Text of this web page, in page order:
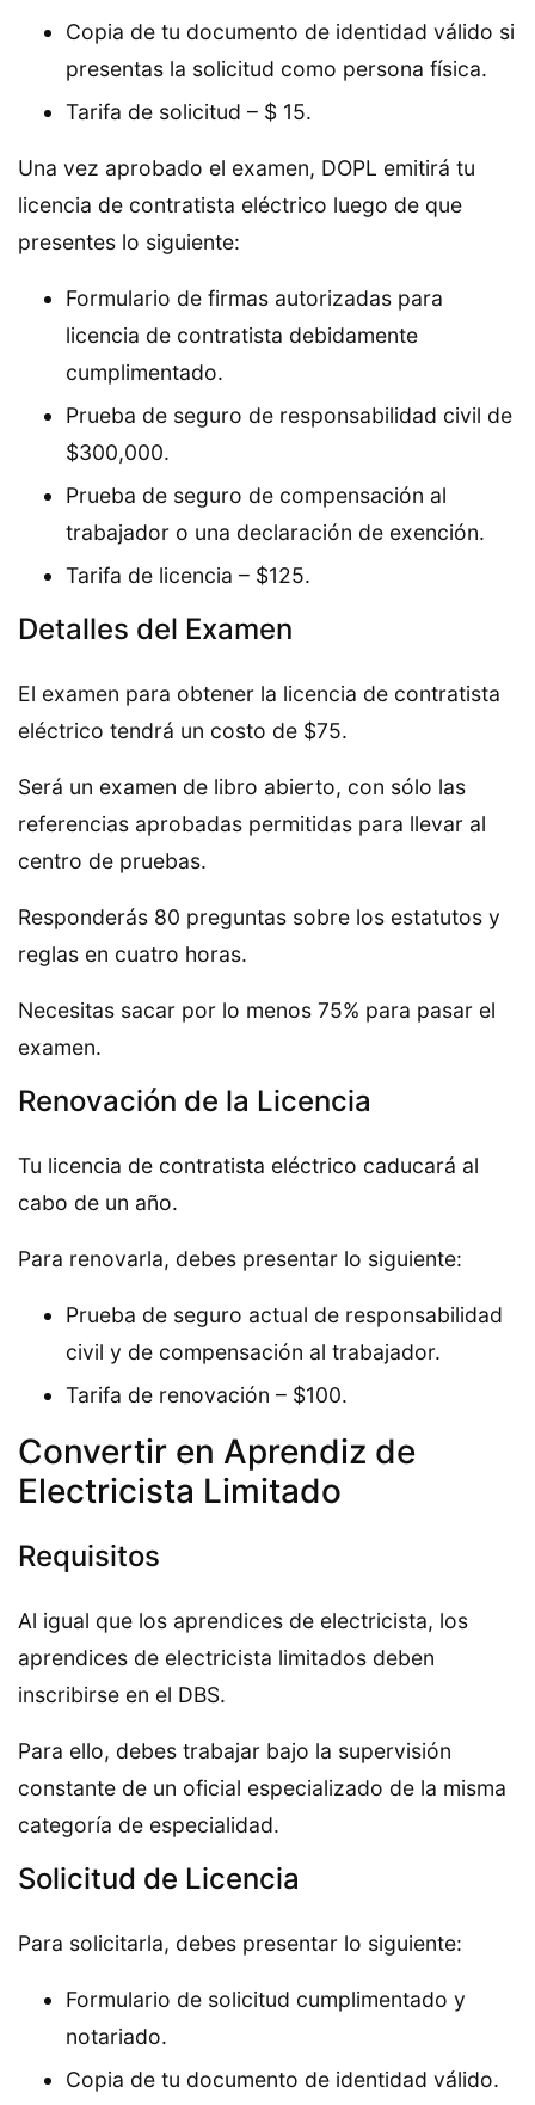
Copia de tu documento de identidad válido si
presentas la solicitud como persona física.
Tarifa de solicitud – $ 15.
Una vez aprobado el examen, DOPL emitirá tu
licencia de contratista eléctrico luego de que
presentes lo siguiente:
Formulario de firmas autorizadas para
licencia de contratista debidamente
cumplimentado.
Prueba de seguro de responsabilidad civil de
$300,000.
Prueba de seguro de compensación al
trabajador o una declaración de exención.
Tarifa de licencia – $125.
Detalles del Examen
El examen para obtener la licencia de contratista
eléctrico tendrá un costo de $75.
Será un examen de libro abierto, con sólo las
referencias aprobadas permitidas para llevar al
centro de pruebas.
Responderás 80 preguntas sobre los estatutos y
reglas en cuatro horas.
Necesitas sacar por lo menos 75% para pasar el
examen.
Renovación de la Licencia
Tu licencia de contratista eléctrico caducará al
cabo de un año.
Para renovarla, debes presentar lo siguiente:
Prueba de seguro actual de responsabilidad
civil y de compensación al trabajador.
Tarifa de renovación – $100.
Convertir en Aprendiz de
Electricista Limitado
Requisitos
Al igual que los aprendices de electricista, los
aprendices de electricista limitados deben
inscribirse en el DBS.
Para ello, debes trabajar bajo la supervisión
constante de un oficial especializado de la misma
categoría de especialidad.
Solicitud de Licencia
Para solicitarla, debes presentar lo siguiente:
Formulario de solicitud cumplimentado y
notariado.
Copia de tu documento de identidad válido.